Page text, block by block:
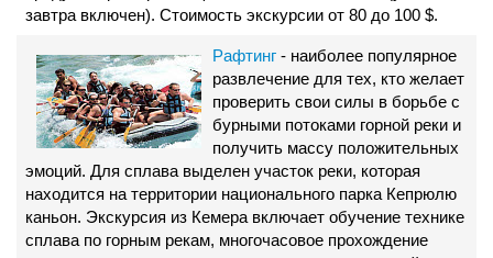
завтра включен). Стоимость экскурсии от 80 до 100 $.
Рафтинг - наиболее популярное
развлечение для тех, кто желает
проверить свои силы в борьбе с
бурными потоками горной реки и
получить массу положительных
эмоций. Для сплава выделен участок реки, которая
находится на территории национального парка Кепрюлю
каньон. Экскурсия из Кемера включает обучение технике
сплава по горным рекам, многочасовое прохождение